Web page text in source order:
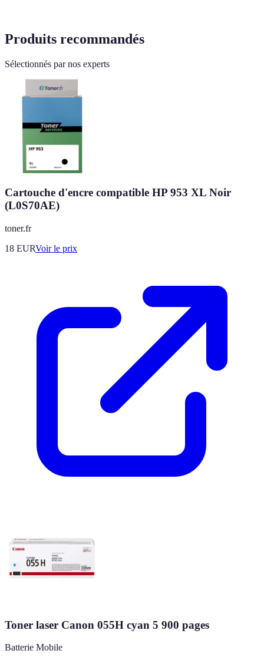
Produits recommandés
Sélectionnés par nos experts
Cartouche d'encre compatible HP 953 XL Noir
(L0S70AE)
toner.fr
18 EURVoir le prix
Toner laser Canon 055H cyan 5 900 pages
Batterie Mobile